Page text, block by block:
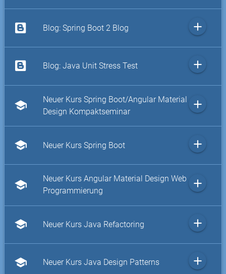
Blog: Spring Boot 2 Blog add
Blog: Java Unit Stress Test add
school
Neuer Kurs Spring Boot/Angular Material
Design Kompaktseminar
add
school Neuer Kurs Spring Boot add
school
Neuer Kurs Angular Material Design Web
Programmierung
add
school Neuer Kurs Java Refactoring add
school Neuer Kurs Java Design Patterns add